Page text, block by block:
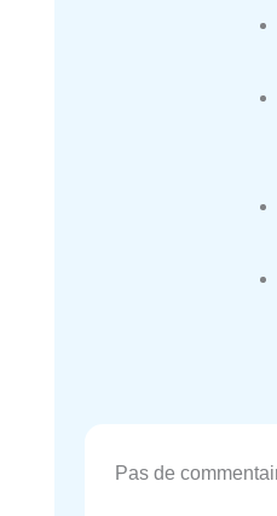
Pas de